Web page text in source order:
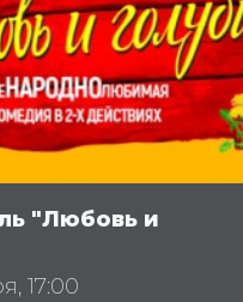
"Любовь и
17:00